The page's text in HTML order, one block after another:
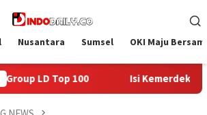
Nusantara Sumsel OKI Maju
dengan Kepedulian, Lapas